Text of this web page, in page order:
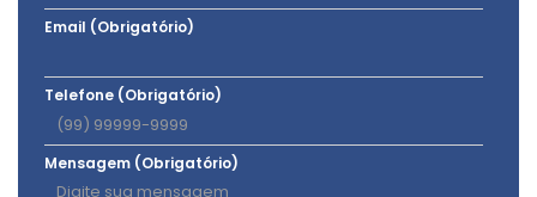
Email (Obrigatório)
Telefone (Obrigatório)
Mensagem (Obrigatório)